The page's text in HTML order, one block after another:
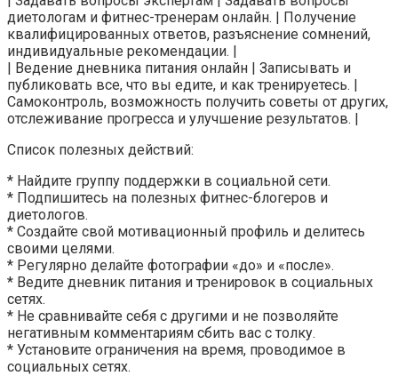
диетологам и фитнес-тренерам онлайн. | Получение
квалифицированных ответов, разъяснение сомнений,
индивидуальные рекомендации. |
| Ведение дневника питания онлайн | Записывать и
публиковать все, что вы едите, и как тренируетесь. |
Самоконтроль, возможность получить советы от других,
отслеживание прогресса и улучшение результатов. |
Список полезных действий:
* Найдите группу поддержки в социальной сети.
* Подпишитесь на полезных фитнес-блогеров и
диетологов.
* Создайте свой мотивационный профиль и делитесь
своими целями.
* Регулярно делайте фотографии «до» и «после».
* Ведите дневник питания и тренировок в социальных
сетях.
* Не сравнивайте себя с другими и не позволяйте
негативным комментариям сбить вас с толку.
* Установите ограничения на время, проводимое в
социальных сетях.